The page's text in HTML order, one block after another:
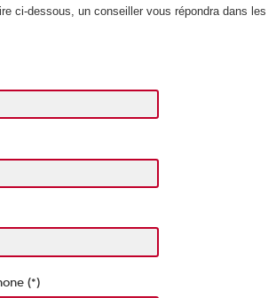
ci-dessous, un conseiller vous répondra dans les
(*)